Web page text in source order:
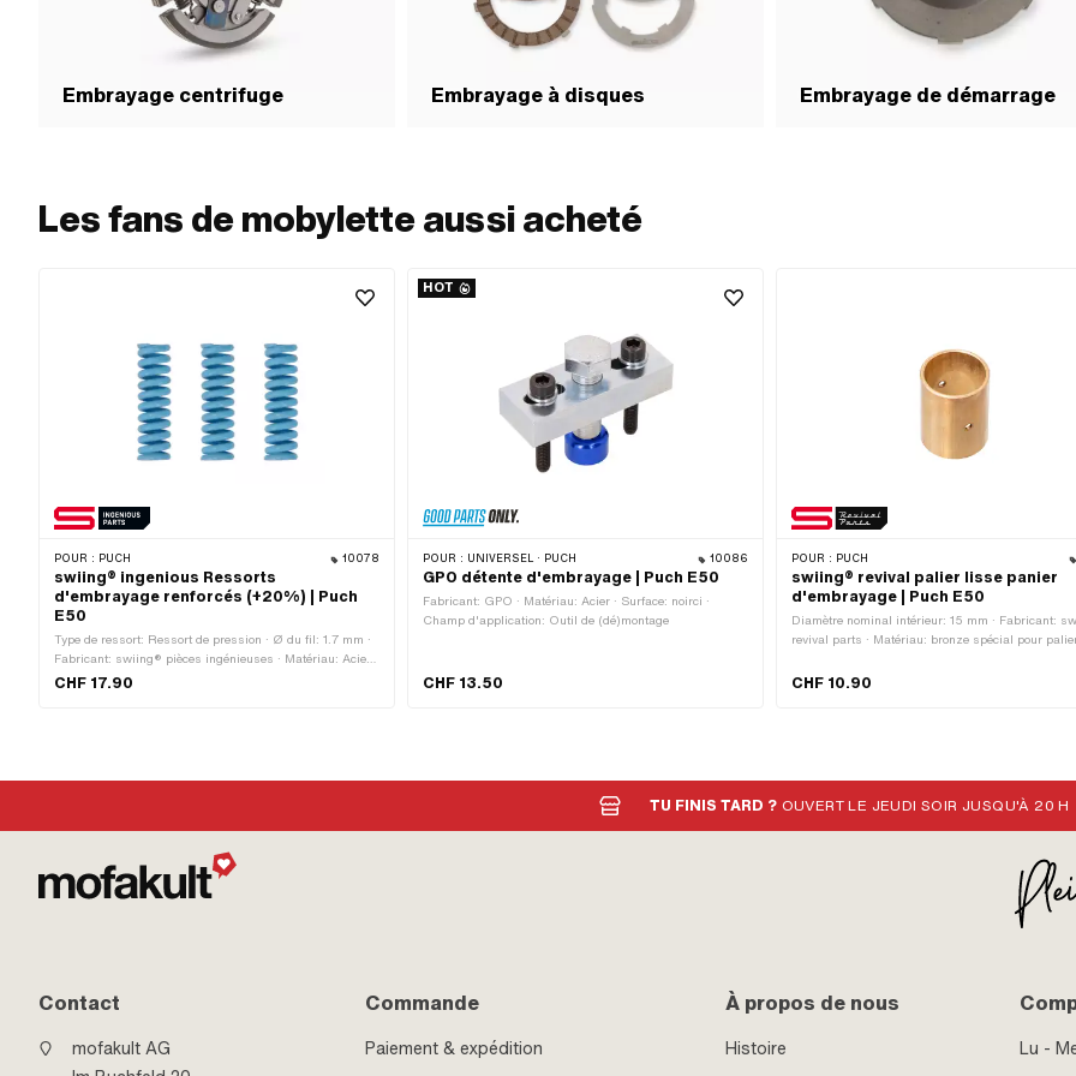
Embrayage centrifuge Embrayage à disques Embrayage de démarrage
Les fans de mobylette aussi acheté
POUR : PUCH 10078
swiing® ingenious Ressorts
d'embrayage renforcés (+20%) | Puch
E50
Type de ressort: Ressort de pression · Ø du fil: 1.7 mm ·
Fabricant: swiing® pièces ingénieuses · Matériau: Acier
à ressort · Surface: revêtu · Nombre de composants: 3
CHF 17.90
HOT
POUR : UNIVERSEL · PUCH 10086
GPO détente d'embrayage | Puch E50
Fabricant: GPO · Matériau: Acier · Surface: noirci ·
Champ d'application: Outil de (dé)montage
CHF 13.50
POUR : PUCH
swiing® revival palier lisse panier
d'embrayage | Puch E50
Diamètre nominal intérieur: 15 mm · Fabricant:
revival parts · Matériau: bronze spécial pour
21.75 mm
CHF 10.90
TU FINIS TARD ? OUVERT LE JEUDI SOIR JUSQU'À 20 H
Contact
mofakult AG
Commande
Paiement & expédition
À propos de nous
Histoire
Lu -